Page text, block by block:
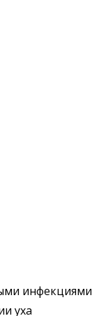
инфекциями
уха